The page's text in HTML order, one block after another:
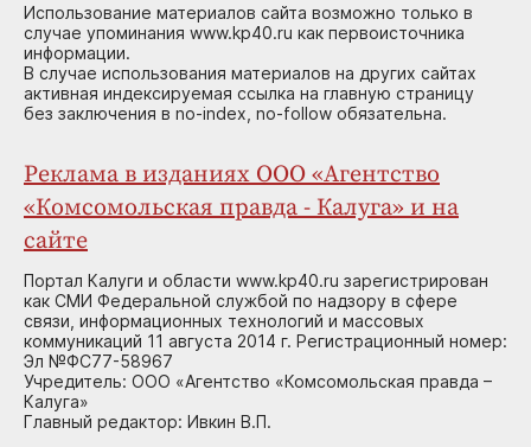
Использование материалов сайта возможно только в
случае упоминания www.kp40.ru как первоисточника
информации.
В случае использования материалов на других сайтах
активная индексируемая ссылка на главную страницу
без заключения в no-index, no-follow обязательна.
Реклама в изданиях ООО «Агентство
«Комсомольская правда - Калуга» и на
сайте
Портал Калуги и области www.kp40.ru зарегистрирован
как СМИ Федеральной службой по надзору в сфере
связи, информационных технологий и массовых
коммуникаций 11 августа 2014 г. Регистрационный номер:
Эл №ФС77-58967
Учредитель: ООО «Агентство «Комсомольская правда –
Калуга»
Главный редактор: Ивкин В.П.